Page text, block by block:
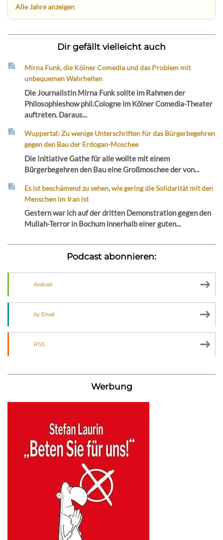
Alle Jahre anzeigen
Dir gefällt vielleicht auch
Mirna Funk, die Kölner Comedia und das Problem mit
unbequemen Wahrheiten
Die Journalistin Mirna Funk sollte im Rahmen der
Philosophieshow phil.Cologne im Kölner Comedia-Theater
auftreten. Daraus...
Wuppertal: Zu wenige Unterschriften für das Bürgerbegehren
gegen den Bau der Erdogan-Moschee
Die Initiative Gathe für alle wollte mit einem
Bürgerbegehren den Bau eine Großmoschee der von...
Es ist beschämend zu sehen, wie gering die Solidarität mit den
Menschen im Iran ist
Gestern war ich auf der dritten Demonstration gegen den
Mullah-Terror in Bochum innerhalb einer guten...
Podcast abonnieren:
Android
by Email
RSS
Werbung